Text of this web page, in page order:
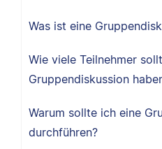
Was ist eine
Wie viele Teilnehmer
Gruppendiskussion
Warum sollte ich eine
durchführen?